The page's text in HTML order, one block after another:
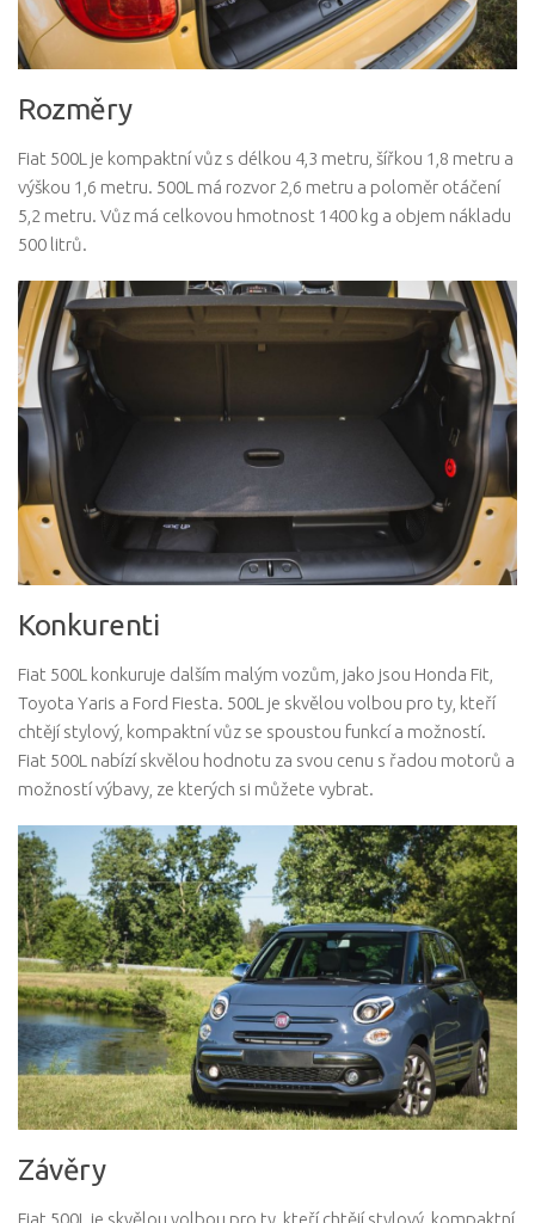
Rozměry
Fiat 500L je kompaktní vůz s délkou 4,3 metru, šířkou 1,8 metru a
výškou 1,6 metru. 500L má rozvor 2,6 metru a poloměr otáčení
5,2 metru. Vůz má celkovou hmotnost 1400 kg a objem nákladu
500 litrů.
Konkurenti
Fiat 500L konkuruje dalším malým vozům, jako jsou Honda Fit,
Toyota Yaris a Ford Fiesta. 500L je skvělou volbou pro ty, kteří
chtějí stylový, kompaktní vůz se spoustou funkcí a možností.
Fiat 500L nabízí skvělou hodnotu za svou cenu s řadou motorů a
možností výbavy, ze kterých si můžete vybrat.
Závěry